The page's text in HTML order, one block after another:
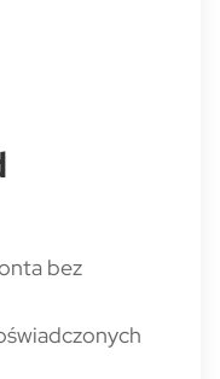
bez